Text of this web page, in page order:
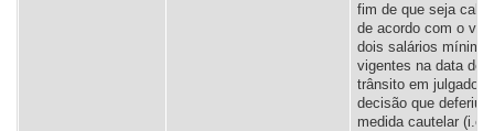
fim de que seja
de acordo com o
dois salários
vigentes na data do
trânsito em julgado
decisão que deferiu a
medida cautelar (i.e.,